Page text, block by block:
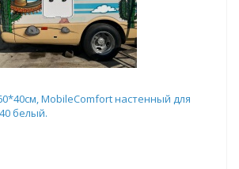
MobileComfort настенный для
белый.